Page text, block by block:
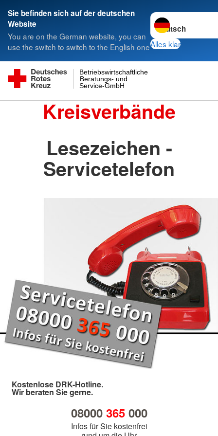
Sie befinden sich auf der deutschen
Website
You are on the German website, you can
use the switch to switch to the English one
Sprache wechseln
Alles klar
Service-GmbH
Beratungs- und
Betriebswirtschaftliche
Kreisverbände
Lesezeichen -
Servicetelefon
Kostenlose DRK-Hotline.
Wir beraten Sie gerne.
08000 365000
Infos für Sie kostenfrei